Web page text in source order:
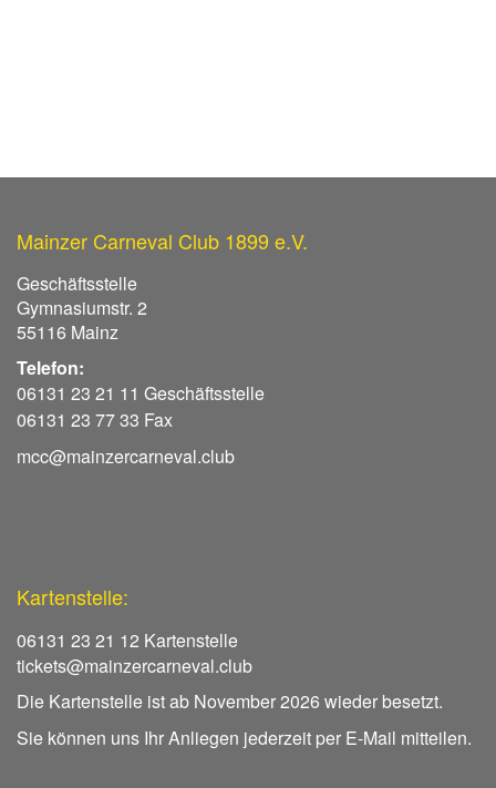
Mainzer Carneval Club 1899 e.V.
Geschäftsstelle
Gymnasiumstr. 2
55116 Mainz
Telefon:
06131 23 21 11 Geschäftsstelle
06131 23 77 33 Fax
mcc@mainzercarneval.club
Kartenstelle:
06131 23 21 12 Kartenstelle
tickets@mainzercarneval.club
Die Kartenstelle ist ab November 2026 wieder besetzt.
Sie können uns Ihr Anliegen jederzeit per E-Mail mitteilen.